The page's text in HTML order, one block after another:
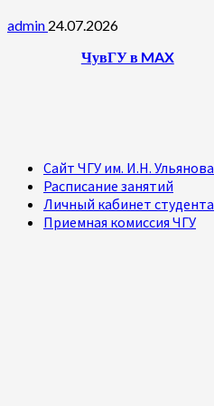
admin 24.07.2026
ЧувГУ в MAX
Сайт ЧГУ им. И.Н. Ульянова
Расписание занятий
Личный кабинет студента
Приемная комиссия ЧГУ